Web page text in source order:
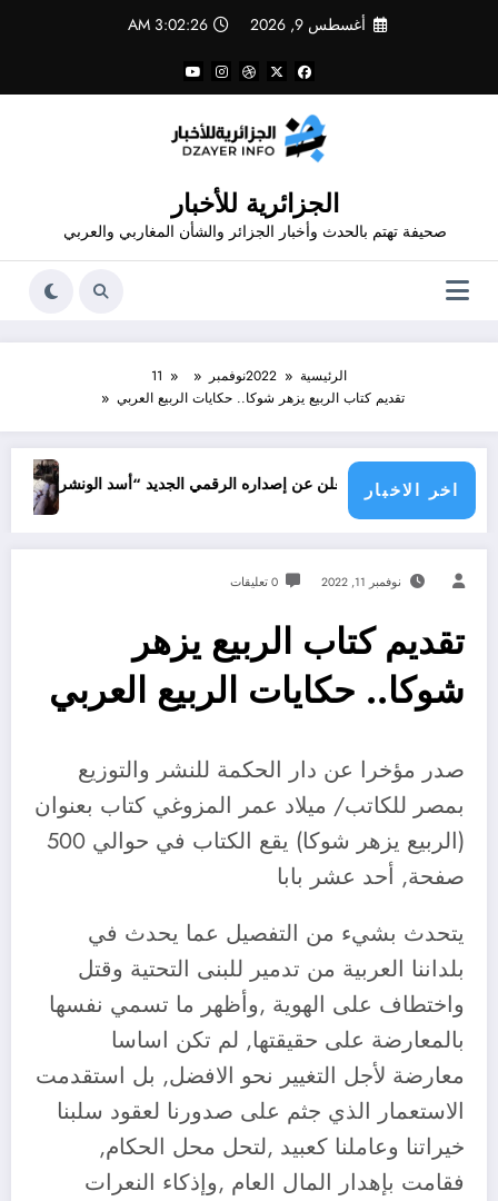
أغسطس 9, 2026 3:02:26 AM
الجزائرية للأخبار
صحيفة تهتم بالحدث وأخبار الجزائر والشأن المغاربي والعربي
الرئيسية 2022نوفمبر
11
تقديم كتاب الربيع يزهر شوكا.. حكايات الربيع العربي
اخر الاخبار
شاهد يعلن عن إصداره الرقمي الجديد “أسد الونشريس” تخليدا لنضال
جرائم
نوفمبر 11, 2022 0 تعليقات
تقديم كتاب الربيع يزهر
شوكا.. حكايات الربيع العربي
صدر مؤخرا عن دار الحكمة للنشر والتوزيع
بمصر للكاتب/ ميلاد عمر المزوغي كتاب بعنوان
(الربيع يزهر شوكا) يقع الكتاب في حوالي 500
صفحة, أحد عشر بابا
يتحدث بشيء من التفصيل عما يحدث في
بلداننا العربية من تدمير للبنى التحتية وقتل
واختطاف على الهوية ,وأظهر ما تسمي نفسها
بالمعارضة على حقيقتها, لم تكن اساسا
معارضة لأجل التغيير نحو الافضل, بل استقدمت
الاستعمار الذي جثم على صدورنا لعقود سلبنا
خيراتنا وعاملنا كعبيد ,لتحل محل الحكام,
فقامت بإهدار المال العام ,وإذكاء النعرات